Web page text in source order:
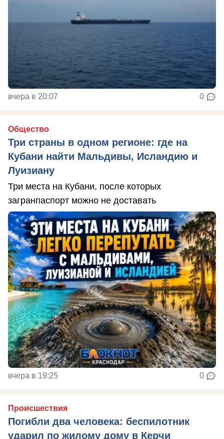
вчера в 20:07 0
Общество
Три страны в одном регионе: где на
Кубани найти Мальдивы, Исландию и
Луизиану
Три места на Кубани, после которых
загранпаспорт можно не доставать
вчера в 19:25 0
Происшествия
Погибли два человека: беспилотник
ударил по жилому дому в Керчи